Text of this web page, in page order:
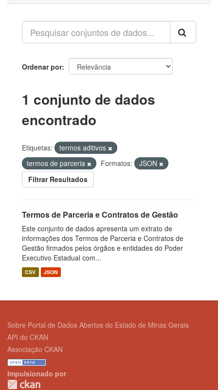
Ordenar por
1 conjunto de dados
encontrado
Etiquetas:
termos aditivos
termos de parceria
Formatos:
JSON
Filtrar Resultados
Termos de Parceria e Contratos de Gestão
Este conjunto de dados apresenta um extrato de
informações dos Termos de Parceria e Contratos de
Gestão firmados pelos órgãos e entidades do Poder
Executivo Estadual com...
CSV JSON
Sobre Portal de Dados Abertos do Estado de Minas Gerais
API do CKAN
Associação CKAN
Impulsionado por